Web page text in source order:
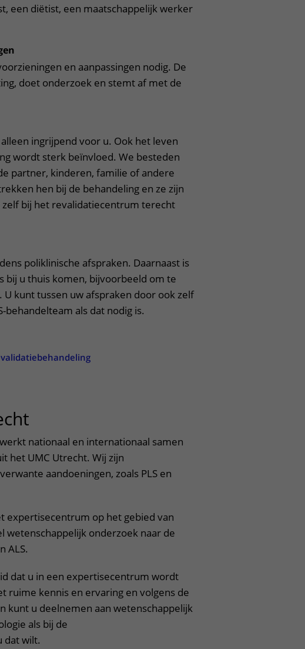
een diëtist, een maatschappelijk werker
en aanpassingen nodig. De
doet onderzoek en stemt af met de
ingrijpend voor u. Ook het leven
wordt sterk beïnvloed. We besteden
partner, kinderen, familie of andere
hen bij de behandeling en ze zijn
bij het revalidatiecentrum terecht
poliklinische afspraken. Daarnaast is
bij u thuis komen, bijvoorbeeld om te
U kunt tussen uw afspraken door ook zelf
als dat nodig is.
werkt nationaal en internationaal samen
het UMC Utrecht. Wij zijn
aandoeningen, zoals PLS en
expertisecentrum op het gebied van
wetenschappelijk onderzoek naar de
ALS.
dat u in een expertisecentrum wordt
ruime kennis en ervaring en volgens de
kunt u deelnemen aan wetenschappelijk
als bij de
dat wilt.